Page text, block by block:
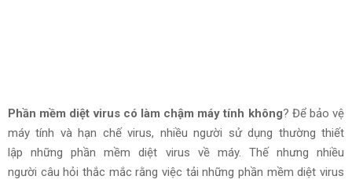
Phần mềm diệt virus có làm chậm máy tính không? Để bảo vệ
máy tính và hạn chế virus, nhiều người sử dụng thườngthiết
lập những phần mềm diệt virus về máy. Thế nhưng
nhiều
người câu hỏi thắc mắc rằng việc tải những phần mềm diệt virus